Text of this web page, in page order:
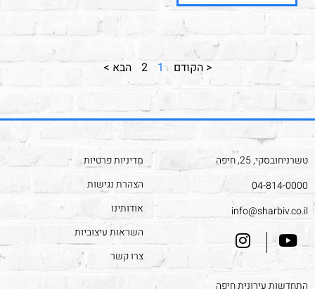
< הקודם 1
2 הבא >
טשרניחובסקי, 25, חיפה
04-814-0000
info@sharbiv.co.il
מדיניות פרטיות
הצהרת נגישות
אודותינו
השראות עיצוביות
צרו קשר